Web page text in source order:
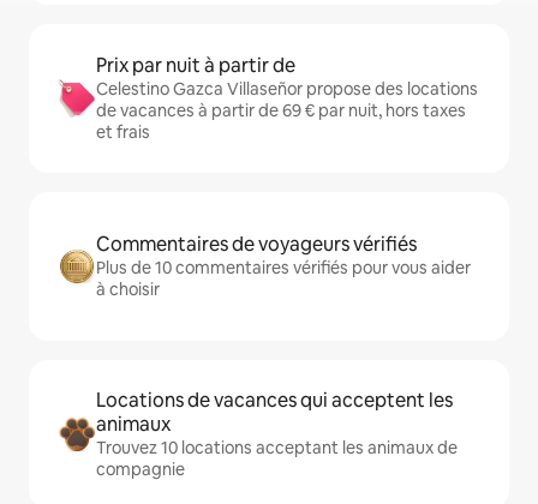
Prix par nuit à partir de
Celestino Gazca Villaseñor propose des locations
de vacances à partir de 69 € par nuit, hors taxes
et frais
Commentaires de voyageurs vérifiés
Plus de 10 commentaires vérifiés pour vous aider
à choisir
Locations de vacances qui acceptent les
animaux
Trouvez 10 locations acceptant les animaux de
compagnie